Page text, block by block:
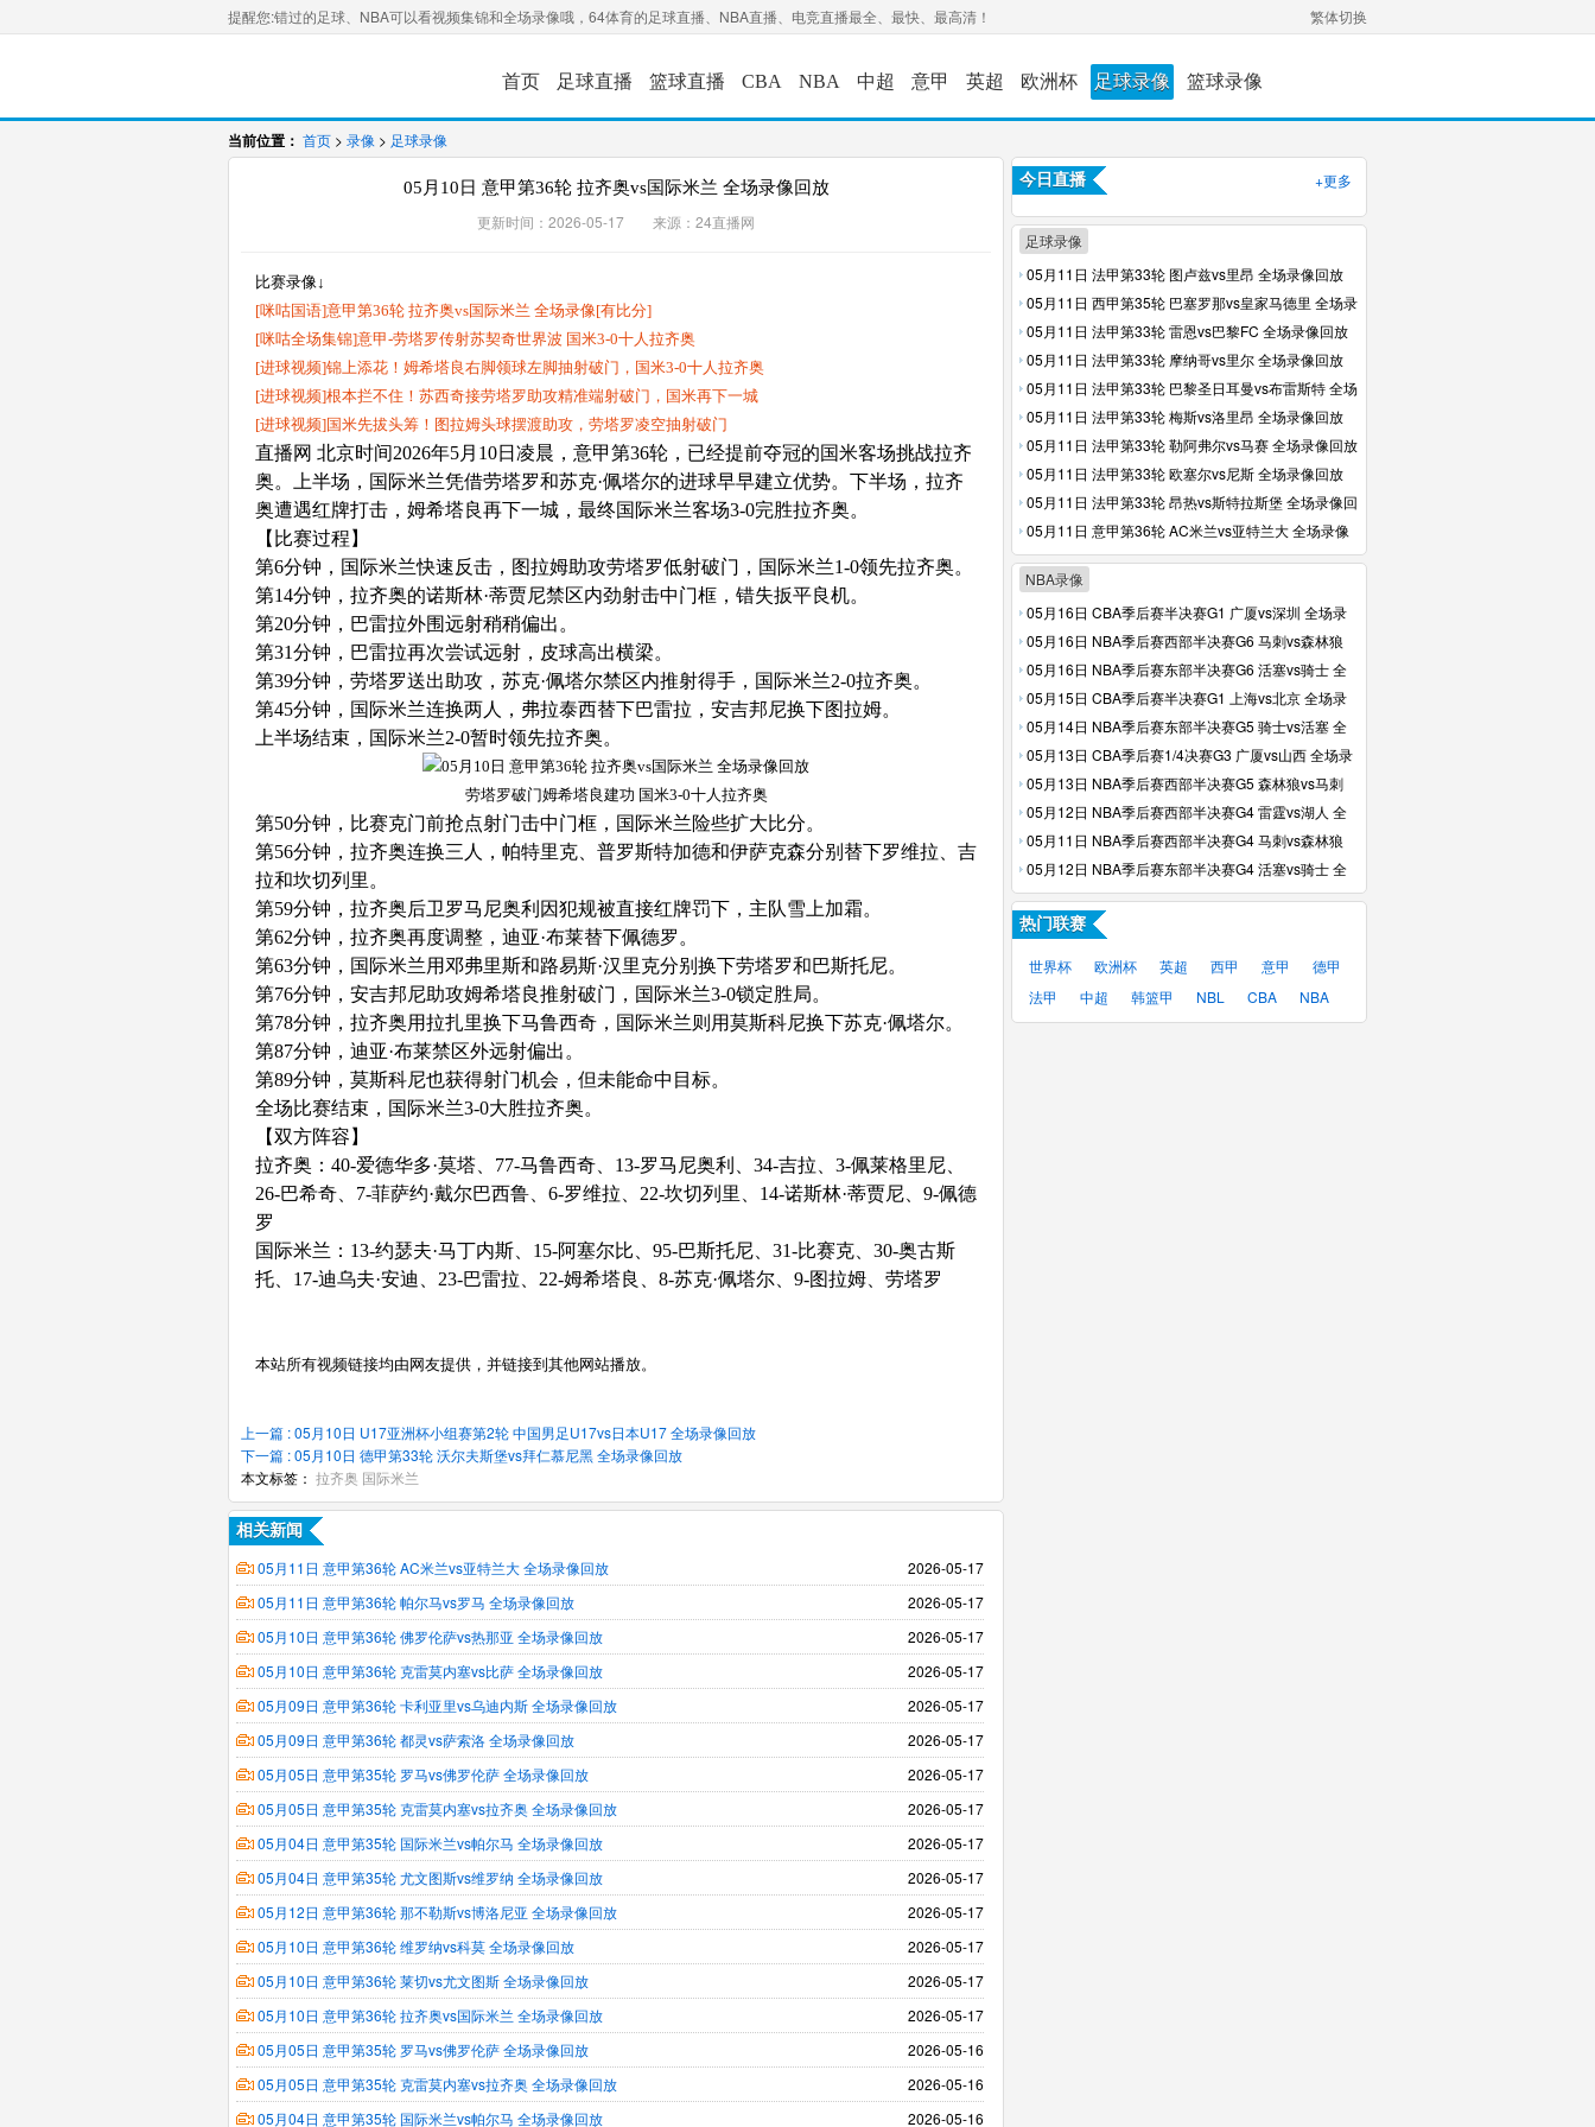
提醒您:错过的足球、NBA可以看视频集锦和全场录像哦，64体育的足球直播、NBA直播、电竞直播最全、最快、最高清！ 繁体切换
首页 足球直播 篮球直播 CBA NBA 中超 意甲 英超 欧洲杯 足球录像 篮球录像
当前位置： 首页 > 录像 > 足球录像
05月10日 意甲第36轮 拉齐奥vs国际米兰 全场录像回放
更新时间：2026-05-17 来源：24直播网
比赛录像↓
[咪咕国语]意甲第36轮 拉齐奥vs国际米兰 全场录像[有比分]
[咪咕全场集锦]意甲-劳塔罗传射苏契奇世界波 国米3-0十人拉齐奥
[进球视频]锦上添花！姆希塔良右脚领球左脚抽射破门，国米3-0十人拉齐奥
[进球视频]根本拦不住！苏西奇接劳塔罗助攻精准端射破门，国米再下一城
[进球视频]国米先拔头筹！图拉姆头球摆渡助攻，劳塔罗凌空抽射破门
直播网 北京时间2026年5月10日凌晨，意甲第36轮，已经提前夺冠的国米客场挑战拉齐
奥。上半场，国际米兰凭借劳塔罗和苏克·佩塔尔的进球早早建立优势。下半场，拉齐
奥遭遇红牌打击，姆希塔良再下一城，最终国际米兰客场3-0完胜拉齐奥。
【比赛过程】
第6分钟，国际米兰快速反击，图拉姆助攻劳塔罗低射破门，国际米兰1-0领先拉齐奥。
第14分钟，拉齐奥的诺斯林·蒂贾尼禁区内劲射击中门框，错失扳平良机。
第20分钟，巴雷拉外围远射稍稍偏出。
第31分钟，巴雷拉再次尝试远射，皮球高出横梁。
第39分钟，劳塔罗送出助攻，苏克·佩塔尔禁区内推射得手，国际米兰2-0拉齐奥。
第45分钟，国际米兰连换两人，弗拉泰西替下巴雷拉，安吉邦尼换下图拉姆。
上半场结束，国际米兰2-0暂时领先拉齐奥。
劳塔罗破门姆希塔良建功 国米3-0十人拉齐奥
第50分钟，比赛克门前抢点射门击中门框，国际米兰险些扩大比分。
第56分钟，拉齐奥连换三人，帕特里克、普罗斯特加德和伊萨克森分别替下罗维拉、吉
拉和坎切列里。
第59分钟，拉齐奥后卫罗马尼奥利因犯规被直接红牌罚下，主队雪上加霜。
第62分钟，拉齐奥再度调整，迪亚·布莱替下佩德罗。
第63分钟，国际米兰用邓弗里斯和路易斯·汉里克分别换下劳塔罗和巴斯托尼。
第76分钟，安吉邦尼助攻姆希塔良推射破门，国际米兰3-0锁定胜局。
第78分钟，拉齐奥用拉扎里换下马鲁西奇，国际米兰则用莫斯科尼换下苏克·佩塔尔。
第87分钟，迪亚·布莱禁区外远射偏出。
第89分钟，莫斯科尼也获得射门机会，但未能命中目标。
全场比赛结束，国际米兰3-0大胜拉齐奥。
【双方阵容】
拉齐奥：40-爱德华多·莫塔、77-马鲁西奇、13-罗马尼奥利、34-吉拉、3-佩莱格里尼、
26-巴希奇、7-菲萨约·戴尔巴西鲁、6-罗维拉、22-坎切列里、14-诺斯林·蒂贾尼、9-佩德
罗
国际米兰：13-约瑟夫·马丁内斯、15-阿塞尔比、95-巴斯托尼、31-比赛克、30-奥古斯
托、17-迪乌夫·安迪、23-巴雷拉、22-姆希塔良、8-苏克·佩塔尔、9-图拉姆、劳塔罗
本站所有视频链接均由网友提供，并链接到其他网站播放。
上一篇 : 05月10日 U17亚洲杯小组赛第2轮 中国男足U17vs日本U17 全场录像回放
下一篇 : 05月10日 德甲第33轮 沃尔夫斯堡vs拜仁慕尼黑 全场录像回放
本文标签： 拉齐奥 国际米兰
相关新闻
2026-05-17
05月11日 意甲第36轮 AC米兰vs亚特兰大 全场录像回放
2026-05-17
05月11日 意甲第36轮 帕尔马vs罗马 全场录像回放
2026-05-17
05月10日 意甲第36轮 佛罗伦萨vs热那亚 全场录像回放
2026-05-17
05月10日 意甲第36轮 克雷莫内塞vs比萨 全场录像回放
2026-05-17
05月09日 意甲第36轮 卡利亚里vs乌迪内斯 全场录像回放
2026-05-17
05月09日 意甲第36轮 都灵vs萨索洛 全场录像回放
2026-05-17
05月05日 意甲第35轮 罗马vs佛罗伦萨 全场录像回放
2026-05-17
05月05日 意甲第35轮 克雷莫内塞vs拉齐奥 全场录像回放
2026-05-17
05月04日 意甲第35轮 国际米兰vs帕尔马 全场录像回放
2026-05-17
05月04日 意甲第35轮 尤文图斯vs维罗纳 全场录像回放
2026-05-17
05月12日 意甲第36轮 那不勒斯vs博洛尼亚 全场录像回放
2026-05-17
05月10日 意甲第36轮 维罗纳vs科莫 全场录像回放
2026-05-17
05月10日 意甲第36轮 莱切vs尤文图斯 全场录像回放
2026-05-17
05月10日 意甲第36轮 拉齐奥vs国际米兰 全场录像回放
2026-05-16
05月05日 意甲第35轮 罗马vs佛罗伦萨 全场录像回放
2026-05-16
05月05日 意甲第35轮 克雷莫内塞vs拉齐奥 全场录像回放
2026-05-16
05月04日 意甲第35轮 国际米兰vs帕尔马 全场录像回放
今日直播 +更多
足球录像
05月11日 法甲第33轮 图卢兹vs里昂 全场录像回放
05月11日 西甲第35轮 巴塞罗那vs皇家马德里 全场录
像回放
05月11日 法甲第33轮 雷恩vs巴黎FC 全场录像回放
05月11日 法甲第33轮 摩纳哥vs里尔 全场录像回放
05月11日 法甲第33轮 巴黎圣日耳曼vs布雷斯特 全场
录像回放
05月11日 法甲第33轮 梅斯vs洛里昂 全场录像回放
05月11日 法甲第33轮 勒阿弗尔vs马赛 全场录像回放
05月11日 法甲第33轮 欧塞尔vs尼斯 全场录像回放
05月11日 法甲第33轮 昂热vs斯特拉斯堡 全场录像回
放05月11日 意甲第36轮 AC米兰vs亚特兰大 全场录像
回放
NBA录像
05月16日 CBA季后赛半决赛G1 广厦vs深圳 全场录
像回放
05月16日 NBA季后赛西部半决赛G6 马刺vs森林狼
全场录像回放
05月16日 NBA季后赛东部半决赛G6 活塞vs骑士 全
场录像回放
05月15日 CBA季后赛半决赛G1 上海vs北京 全场录
像回放
05月14日 NBA季后赛东部半决赛G5 骑士vs活塞 全
场录像回放
05月13日 CBA季后赛1/4决赛G3 广厦vs山西 全场录
像回放
05月13日 NBA季后赛西部半决赛G5 森林狼vs马刺
全场录像回放
05月12日 NBA季后赛西部半决赛G4 雷霆vs湖人 全
场录像回放
05月11日 NBA季后赛西部半决赛G4 马刺vs森林狼
全场录像回放
05月12日 NBA季后赛东部半决赛G4 活塞vs骑士 全
场录像回放
热门联赛
世界杯 欧洲杯 英超 西甲 意甲
德甲
法甲
中超 韩篮甲 NBL CBA NBA